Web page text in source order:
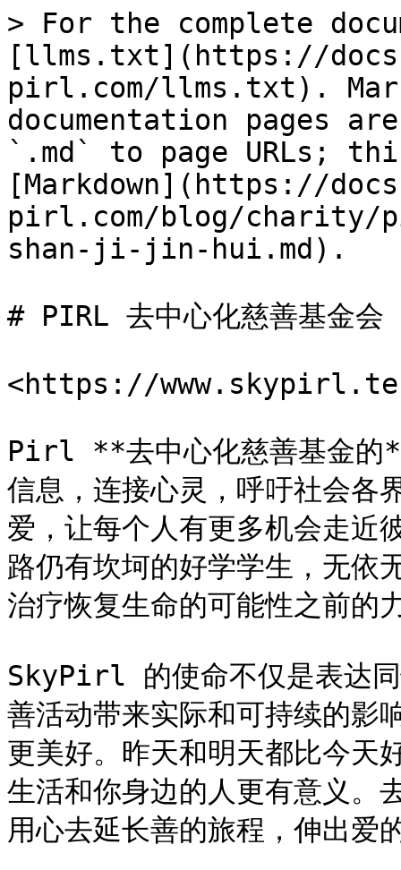
> For the complete
[llms.txt](https://
pirl.com/llms.txt).
documentation pages
`.md` to page URLs;
[Markdown](https://
pirl.com/blog/charity/
shan-ji-jin-hui.md).
# PIRL 去中心化慈善基金会
<https://
Pirl **去中心化慈善基金的
信息，连接心灵，呼吁社会各
爱，让每个人有更多机会走近
路仍有坎坷的好学学生，无依
治疗恢复生命的可能性之前的
SkyPirl 的使命不仅是表达同
善活动带来实际和可持续的影
更美好。昨天和明天都比今天
生活和你身边的人更有意义。
用心去延长善的旅程，伸出爱